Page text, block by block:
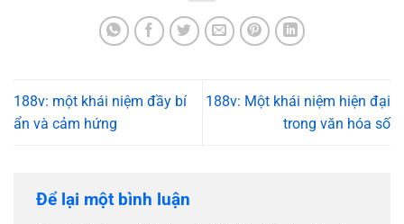
188v: một khái niệm đầy bí
ẩn và cảm hứng
188v: Một khái niệm hiện đại
trong văn hóa số
Để lại một bình luận